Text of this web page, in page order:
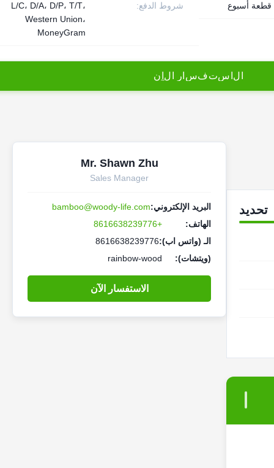
شروط الدفع:
L/C، D/A، D/P، T/T،
Western Union،
MoneyGram
ل ستفس ر ل ن
تحديد
Mr. Shawn Zhu
Sales Manager
البريد الإلكتروني:bamboo@woody-life.com
الهاتف:
+8616638239776
الـ (واتس اب):8616638239776
(ويتشات):
rainbow-wood
الاستفسار الآن